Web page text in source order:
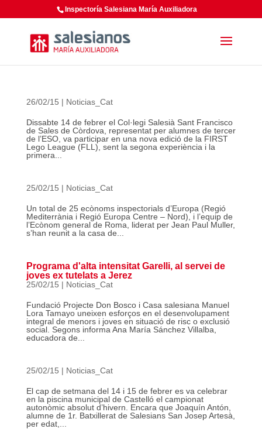
Inspectoría Salesiana María Auxiliadora
26/02/15 | Noticias_Cat
Dissabte 14 de febrer el Col·legi Salesià Sant Francisco
de Sales de Còrdova, representat per alumnes de tercer
de l’ESO, va participar en una nova edició de la FIRST
Lego League (FLL), sent la segona experiència i la
primera...
25/02/15 | Noticias_Cat
Un total de 25 ecònoms inspectorials d’Europa (Regió
Mediterrània i Regió Europa Centre – Nord), i l’equip de
l’Ecònom general de Roma, liderat per Jean Paul Muller,
s’han reunit a la casa de...
Programa d'alta intensitat Garelli, al servei de
joves ex tutelats a Jerez
25/02/15 | Noticias_Cat
Fundació Projecte Don Bosco i Casa salesiana Manuel
Lora Tamayo uneixen esforços en el desenvolupament
integral de menors i joves en situació de risc o exclusió
social. Segons informa Ana María Sánchez Villalba,
educadora de...
25/02/15 | Noticias_Cat
El cap de setmana del 14 i 15 de febrer es va celebrar
en la piscina municipal de Castelló el campionat
autonòmic absolut d’hivern. Encara que Joaquín Antón,
alumne de 1r. Batxillerat de Salesians San Josep Artesà,
per edat,...